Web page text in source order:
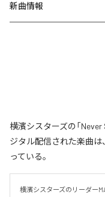
新曲情報
横濱シスターズの「
ジタル配信された楽曲は
っている。
横濱シスターズのリーダー